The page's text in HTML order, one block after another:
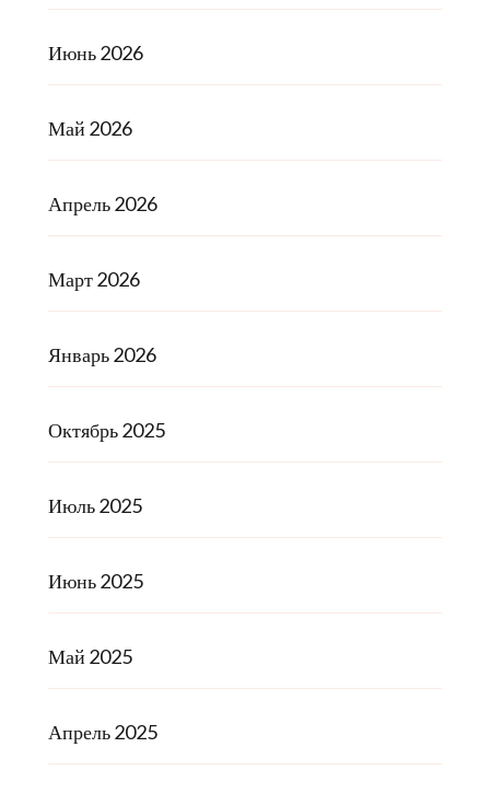
Июнь 2026
Май 2026
Апрель 2026
Март 2026
Январь 2026
Октябрь 2025
Июль 2025
Июнь 2025
Май 2025
Апрель 2025